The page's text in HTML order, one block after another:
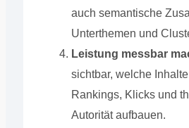
auch semantische
Unterthemen und
Leistung messbar
sichtbar, welche
Rankings, Klicks und
Autorität aufbauen.